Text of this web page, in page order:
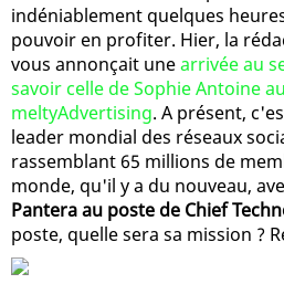
indéniablement quelques
pouvoir en profiter. Hier, la
vous annonçait unearrivée au
savoir celle de Sophie Antoine
meltyAdvertising. A présent,
leader mondial des réseaux
rassemblant 65 millions de
monde, qu'il y a du nouveau,
Pantera au poste de Chief
poste, quelle sera sa mission ?